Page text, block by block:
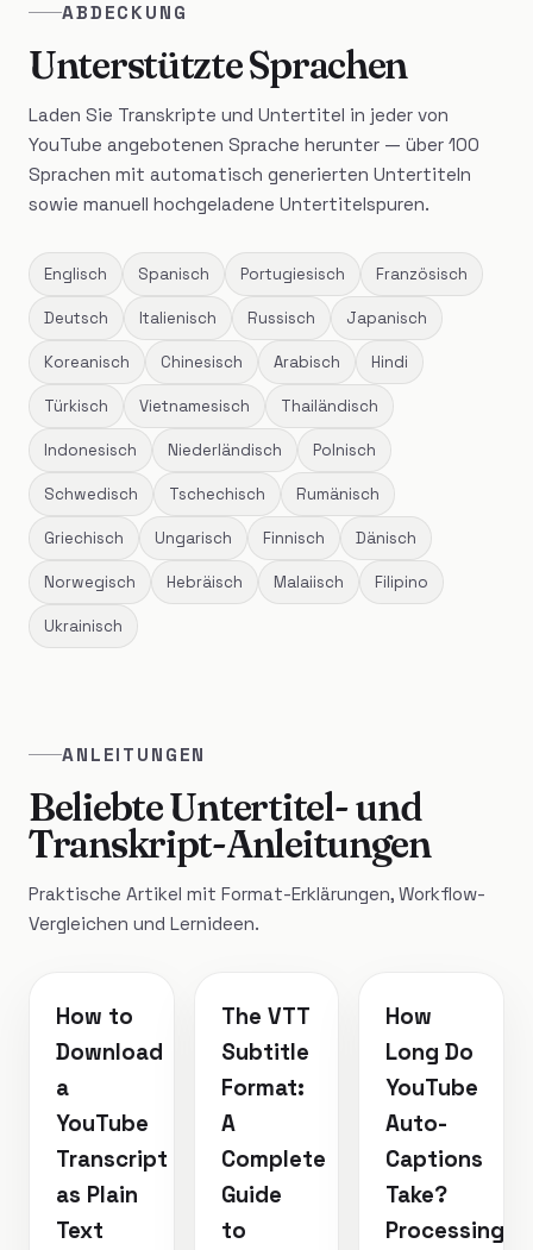
ABDECKUNG
Unterstützte Sprachen
Laden Sie Transkripte und Untertitel in jeder von
YouTube angebotenen Sprache herunter — über 100
Sprachen mit automatisch generierten Untertiteln
sowie manuell hochgeladene Untertitelspuren.
Englisch Spanisch Portugiesisch Französisch
Deutsch Italienisch Russisch Japanisch
Koreanisch Chinesisch Arabisch Hindi
Türkisch Vietnamesisch Thailändisch
Indonesisch Niederländisch Polnisch
Schwedisch Tschechisch Rumänisch
Griechisch Ungarisch Finnisch Dänisch
Norwegisch Hebräisch Malaiisch Filipino
Ukrainisch
ANLEITUNGEN
Beliebte Untertitel- und
Transkript-Anleitungen
Praktische Artikel mit Format-Erklärungen, Workflow-
Vergleichen und Lernideen.
How to
Download
a
YouTube
Transcript
as Plain
Text
The VTT
Subtitle
Format:
A
Complete
Guide
to
How
Long Do
YouTube
Auto-
Captions
Take?
Processing